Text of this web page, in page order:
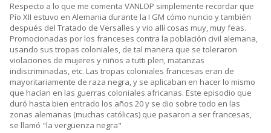
Respecto a lo que me comenta VANLOP simplemente recordar que
Pío XII estuvo en Alemania durante la I GM cómo nuncio y también
después del Tratado de Versalles y vio allí cosas muy, muy feas.
Promocionadas por los franceses contra la población civil alemana,
usando sus tropas coloniales, de tal manera que se toleraron
violaciones de mujeres y niños a tutti plen, matanzas
indiscriminadas, etc. Las tropas coloniales francesas eran de
mayoritariamente de raza negra, y se aplicaban en hacer lo mismo
que hacían en las guerras coloniales africanas. Este episodio que
duró hasta bien entrado los años 20 y se dio sobre todo en las
zonas alemanas (muchas católicas) que pasaron a ser francesas,
se llamó "la vergüenza negra"